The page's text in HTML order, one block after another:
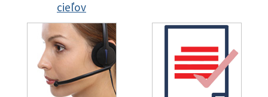
cieľov